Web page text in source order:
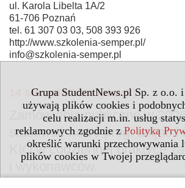
Grupa StudentNews.pl Sp. z o.o.
używają plików cookies i
celu realizacji m.in. usług
reklamowych zgodnie z Polityką
określić warunki przechowywania
plików cookies w Twojej
ul. Karola Libelta 1A/2
61-706 Poznań
tel. 61 307 03 03, 508 393 926
http://www.szkolenia-semper.pl/
info@szkolenia-semper.pl
14 sierpnia 2026 (piątek)
Zamówienia publiczne w
stosować nowe progi unijne i
KIO w codziennej praktyce
i wykonawców.